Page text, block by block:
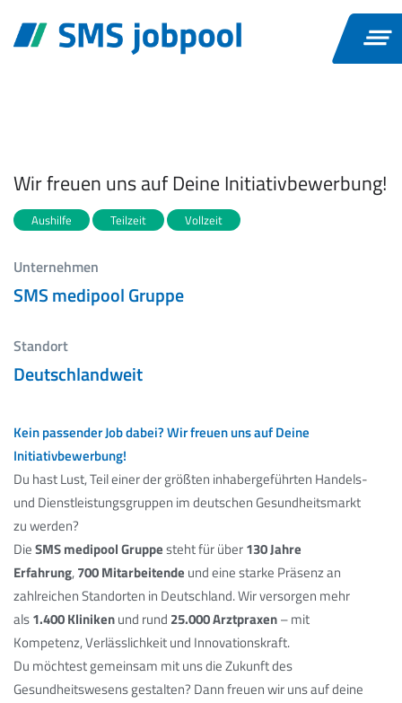
Wir freuen uns auf Deine Initiativbewerbung!
Aushilfe Teilzeit Vollzeit
Unternehmen
SMS medipool Gruppe
Standort
Deutschlandweit
Kein passender Job dabei? Wir freuen uns auf Deine
Initiativbewerbung!
Du hast Lust, Teil einer der größten inhabergeführten Handels-
und Dienstleistungsgruppen im deutschen Gesundheitsmarkt
zu werden?
DieSMS medipool Gruppesteht für über130 Jahre
Erfahrung,700 Mitarbeitende und eine starke Präsenz an
zahlreichen Standorten in Deutschland. Wir versorgen mehr
als1.400 Klinikenund rund 25.000 Arztpraxen– mit
Kompetenz, Verlässlichkeit und Innovationskraft.
Du möchtest gemeinsam mit uns die Zukunft des
Gesundheitswesens gestalten? Dann freuen wir uns auf deine